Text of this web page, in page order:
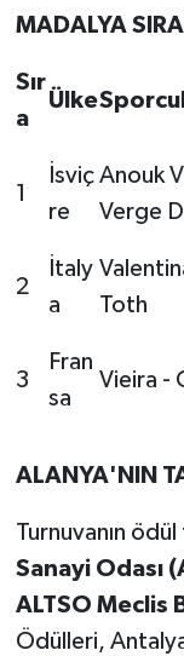
MADALYA
Sır
a
Ülke
1
İsviç
re
Anouk
Verge
2
İtaly
a
Toth
3
Fran
sa
Vieira -
ALANYA'NIN
Turnuvanın
Sanayi Odası
ALTSO Meclis
Ödülleri,